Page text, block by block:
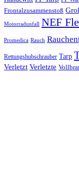
Frontalzusammenstoß
Motorradunfall NEF
Promedica Rauch
Rettungshubschrauber Tarp
Verletzt Verletzte